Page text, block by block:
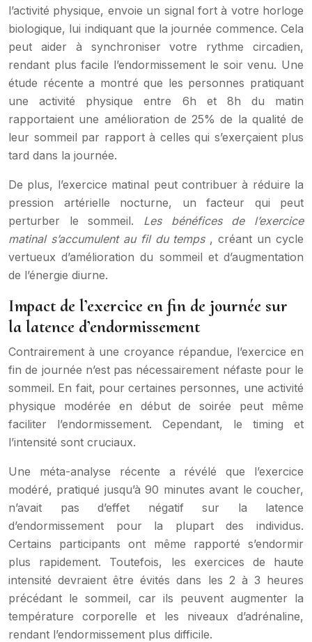
l’activité physique, envoie un signal fort à votre horloge
biologique, lui indiquant que la journée commence. Cela
peut aider à synchroniser votre rythme circadien,
rendant plus facile l’endormissement le soir venu. Une
étude récente a montré que les personnes pratiquant
une activité physique entre 6h et 8h du matin
rapportaient une amélioration de 25% de la qualité de
leur sommeil par rapport à celles qui s’exerçaient plus
tard dans la journée.
De plus, l’exercice matinal peut contribuer à réduire la
pression artérielle nocturne, un facteur qui peut
perturber le sommeil. Les bénéfices de l’exercice
matinal s’accumulent au fil du temps , créant un cycle
vertueux d’amélioration du sommeil et d’augmentation
de l’énergie diurne.
Impact de l’exercice en fin de journée sur
la latence d’endormissement
Contrairement à une croyance répandue, l’exercice en
fin de journée n’est pas nécessairement néfaste pour le
sommeil. En fait, pour certaines personnes, une activité
physique modérée en début de soirée peut même
faciliter l’endormissement. Cependant, le timing et
l’intensité sont cruciaux.
Une méta-analyse récente a révélé que l’exercice
modéré, pratiqué jusqu’à 90 minutes avant le coucher,
n’avait pas d’effet négatif sur la latence
d’endormissement pour la plupart des individus.
Certains participants ont même rapporté s’endormir
plus rapidement. Toutefois, les exercices de haute
intensité devraient être évités dans les 2 à 3 heures
précédant le sommeil, car ils peuvent augmenter la
température corporelle et les niveaux d’adrénaline,
rendant l’endormissement plus difficile.